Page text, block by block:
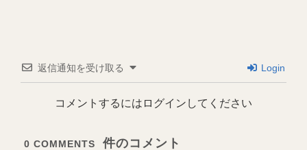
返信通知を受け取る Login
コメントするにはログインしてください
0 COMMENTS